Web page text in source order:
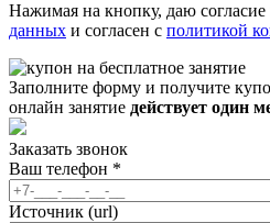
Нажимая на кнопку, даю согласие
данных и согласен с политикой
Заполните форму и получите
онлайн занятие действует один
Заказать звонок
Ваш телефон *
Источник (url)